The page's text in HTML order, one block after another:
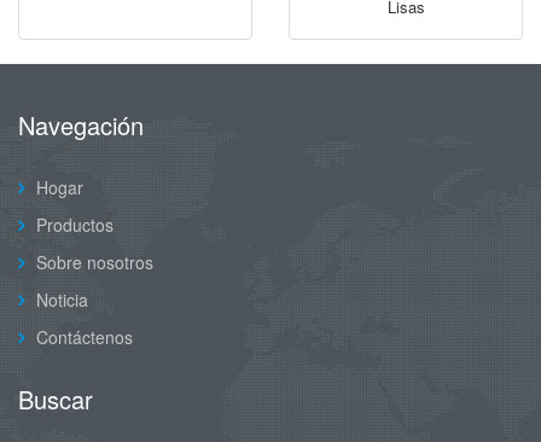
Lisas
Navegación
Hogar
Productos
Sobre nosotros
Noticia
Contáctenos
Buscar